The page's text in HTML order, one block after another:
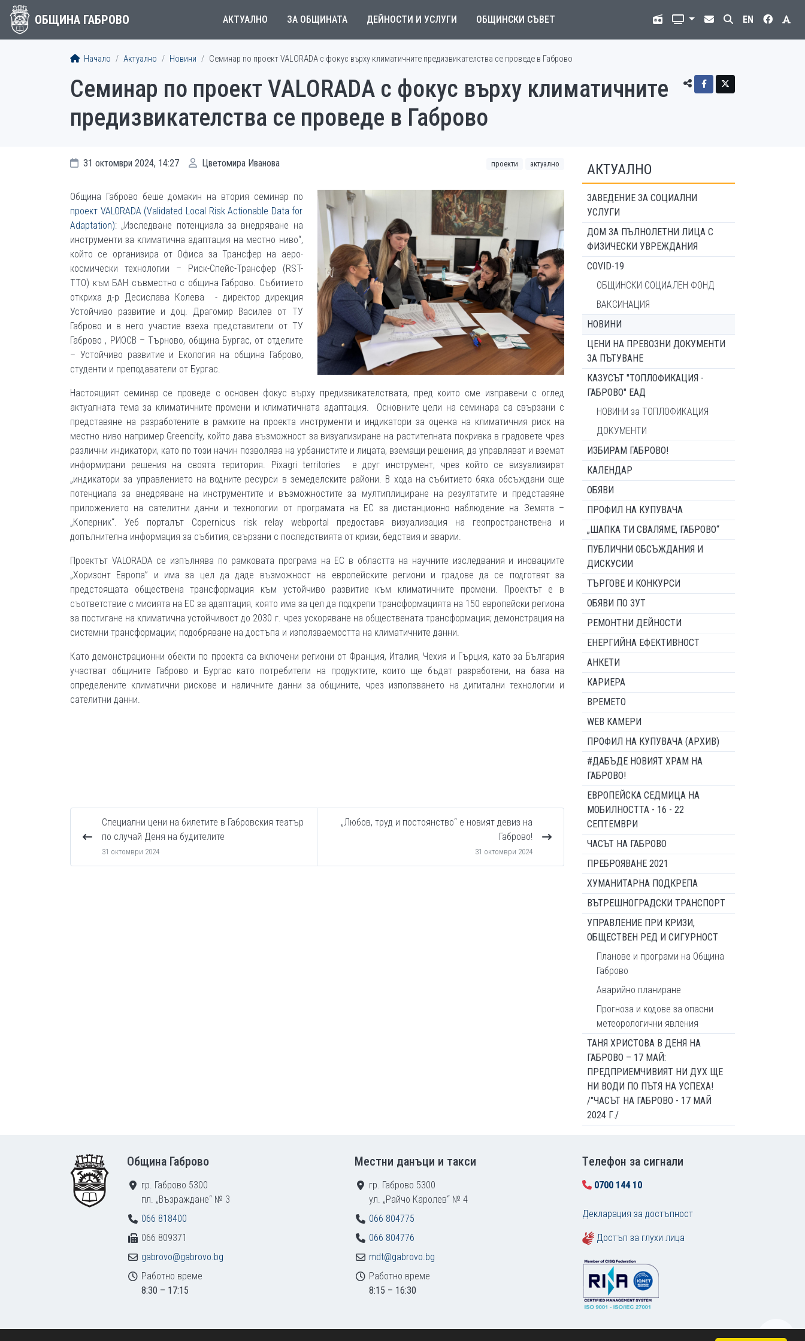
ОБЩИНА ГАБРОВО АКТУАЛНО ЗА ОБЩИНАТА ДЕЙНОСТИ И УСЛУГИ ОБЩИНСКИ СЪВЕТ EN
Начало Актуално Новини Семинар по проект VALORADA с фокус върху климатичните предизвикателства се проведе в Габрово
Семинар по проект VALORADA с фокус върху климатичните
предизвикателства се проведе в Габрово
31 октомври 2024, 14:27 Цветомира Иванова проекти актуално
Община Габрово беше домакин на втория семинар по
проект VALORADA (Validated Local Risk Actionable Data for
Adaptation): „Изследване потенциала за внедряване на
инструменти за климатична адаптация на местно ниво“,
който се организира от Офиса за Трансфер на аеро-
космически технологии – Риск-Спейс-Трансфер (RST-
TTO) към БАН съвместно с община Габрово. Събитието
откриха д-р Десислава Колева - директор дирекция
Устойчиво развитие и доц. Драгомир Василев от ТУ
Габрово и в него участие взеха представители от ТУ
Габрово , РИОСВ – Търново, община Бургас, от отделите
– Устойчиво развитие и Екология на община Габрово,
студенти и преподаватели от Бургас.
Настоящият семинар се проведе с основен фокус върху предизвикателствата, пред които сме изправени с оглед
актуалната тема за климатичните промени и климатичната адаптация. Основните цели на семинара са свързани с
представяне на разработените в рамките на проекта инструменти и индикатори за оценка на климатичния риск на
местно ниво например Greencity, който дава възможност за визуализиране на растителната покривка в градовете чрез
различни индикатори, като по този начин позволява на урбанистите и лицата, вземащи решения, да управляват и вземат
информирани решения на своята територия. Pixagri territories е друг инструмент, чрез който се визуализират
„индикатори за управлението на водните ресурси в земеделските райони. В хода на събитието бяха обсъждани още
потенциала за внедряване на инструментите и възможностите за мултиплициране на резултатите и представяне
приложението на сателитни данни и технологии от програмата на ЕС за дистанционно наблюдение на Земята –
„Коперник“. Уеб порталът Copernicus risk relay webportal предоставя визуализация на геопространствена и
допълнителна информация за събития, свързани с последствията от кризи, бедствия и аварии.
Проектът VALORADA се изпълнява по рамковата програма на ЕС в областта на научните изследвания и иновациите
„Хоризонт Европа” и има за цел да даде възможност на европейските региони и градове да се подготвят за
предстоящата обществена трансформация към устойчиво развитие към климатичните промени. Проектът е в
съответствие с мисията на ЕС за адаптация, която има за цел да подкрепи трансформацията на 150 европейски региона
за постигане на климатична устойчивост до 2030 г. чрез ускоряване на обществената трансформация; демонстрация на
системни трансформации; подобряване на достъпа и използваемостта на климатичните данни.
Като демонстрационни обекти по проекта са включени региони от Франция, Италия, Чехия и Гърция, като за България
участват общините Габрово и Бургас като потребители на продуктите, които ще бъдат разработени, на база на
определените климатични рискове и наличните данни за общините, чрез използването на дигитални технологии и
сателитни данни.
Специални цени на билетите в Габровския театър
по случай Деня на будителите
31 октомври 2024
„Любов, труд и постоянство“ е новият девиз на
Габрово!
31 октомври 2024
АКТУАЛНО
ЗАВЕДЕНИЕ ЗА СОЦИАЛНИ
УСЛУГИ
ДОМ ЗА ПЪЛНОЛЕТНИ ЛИЦА С
ФИЗИЧЕСКИ УВРЕЖДАНИЯ
COVID-19
ОБЩИНСКИ СОЦИАЛЕН ФОНД
ВАКСИНАЦИЯ
НОВИНИ
ЦЕНИ НА ПРЕВОЗНИ ДОКУМЕНТИ
ЗА ПЪТУВАНЕ
КАЗУСЪТ "ТОПЛОФИКАЦИЯ -
ГАБРОВО" ЕАД
НОВИНИ за ТОПЛОФИКАЦИЯ
ДОКУМЕНТИ
ИЗБИРАМ ГАБРОВО!
КАЛЕНДАР
ОБЯВИ
ПРОФИЛ НА КУПУВАЧА
„ШАПКА ТИ СВАЛЯМЕ, ГАБРОВО“
ПУБЛИЧНИ ОБСЪЖДАНИЯ И
ДИСКУСИИ
ТЪРГОВЕ И КОНКУРСИ
ОБЯВИ ПО ЗУТ
РЕМОНТНИ ДЕЙНОСТИ
ЕНЕРГИЙНА ЕФЕКТИВНОСТ
АНКЕТИ
КАРИЕРА
ВРЕМЕТО
WEB КАМЕРИ
ПРОФИЛ НА КУПУВАЧА (АРХИВ)
#ДАБЪДЕ НОВИЯТ ХРАМ НА
ГАБРОВО!
ЕВРОПЕЙСКА СЕДМИЦА НА
МОБИЛНОСТТА - 16 - 22
СЕПТЕМВРИ
ЧАСЪТ НА ГАБРОВО
ПРЕБРОЯВАНЕ 2021
ХУМАНИТАРНА ПОДКРЕПА
ВЪТРЕШНОГРАДСКИ ТРАНСПОРТ
УПРАВЛЕНИЕ ПРИ КРИЗИ,
ОБЩЕСТВЕН РЕД И СИГУРНОСТ
Планове и програми на Община
Габрово
Аварийно планиране
Прогноза и кодове за опасни
метеорологични явления
ТАНЯ ХРИСТОВА В ДЕНЯ НА
ГАБРОВО – 17 МАЙ:
ПРЕДПРИЕМЧИВИЯТ НИ ДУХ ЩЕ
НИ ВОДИ ПО ПЪТЯ НА УСПЕХА!
/"ЧАСЪТ НА ГАБРОВО - 17 МАЙ
2024 Г./
Община Габрово
гр. Габрово 5300
пл. „Възраждане“ № 3
066 818400
066 809371
gabrovo@gabrovo.bg
Работно време
8:30 – 17:15
Местни данъци и такси
гр. Габрово 5300
ул. „Райчо Каролев“ № 4
066 804775
066 804776
mdt@gabrovo.bg
Работно време
8:15 – 16:30
Tелефон за сигнали
0700 144 10
Декларация за достъпност
Достъп за глухи лица